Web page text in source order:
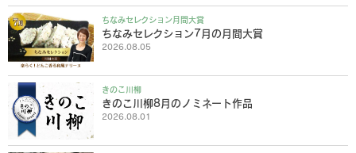
ちなみセレクション月間大賞
2026.08.05
ちなみセレクション7月の月間大賞
きのこ川柳
2026.08.01
きのこ川柳8月のノミネート作品